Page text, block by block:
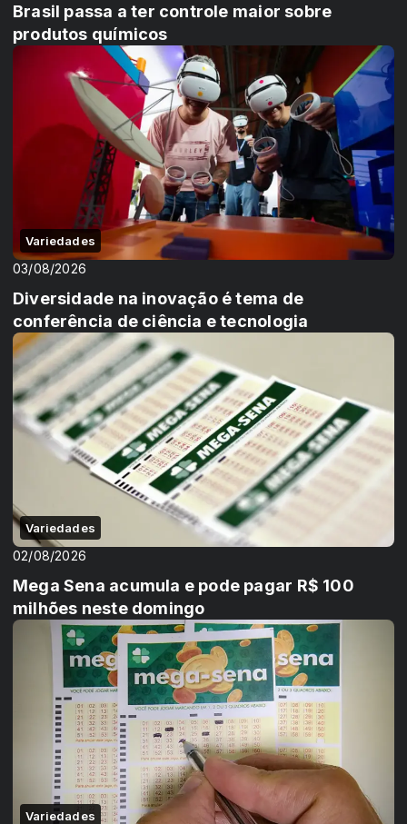
Brasil passa a ter controle maior sobre
produtos químicos
Variedades
03/08/2026
Diversidade na inovação é tema de
conferência de ciência e tecnologia
Variedades
02/08/2026
Mega Sena acumula e pode pagar R$ 100
milhões neste domingo
Variedades